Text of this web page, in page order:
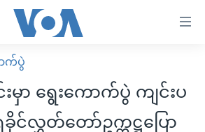
ာက်ပွဲ
ာ ရွေးကောက်ပွဲ ကျင်းပ
င်လွှတ်တော်ဥက္ကဋ္ဌပြော